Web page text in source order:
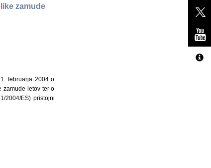
zamude
februarja 2004 o
zamude letov ter o
2004/ES) pristojni